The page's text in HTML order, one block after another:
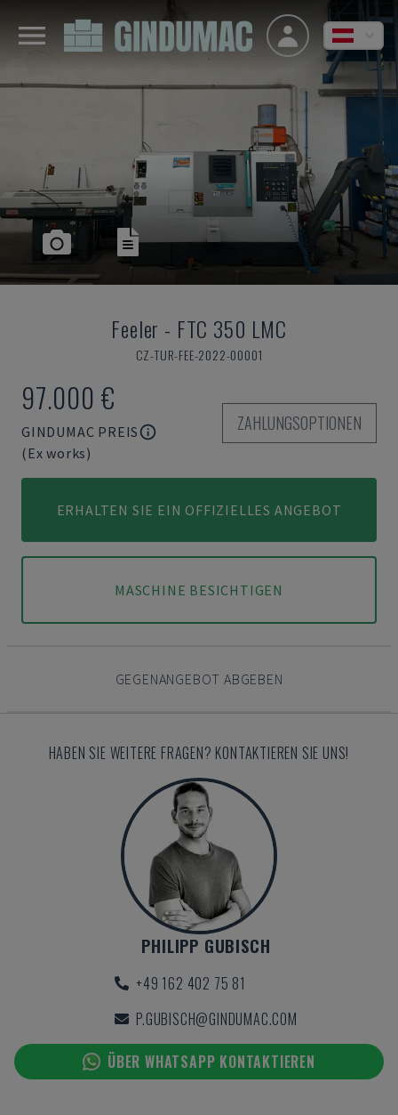
Feeler - FTC 350 LMC
CZ-TUR-FEE-2022-00001
97.000 €
GINDUMAC PREIS
(Ex works)
ZAHLUNGSOPTIONEN
ERHALTEN SIE EIN OFFIZIELLES ANGEBOT
MASCHINE BESICHTIGEN
GEGENANGEBOT ABGEBEN
HABEN SIE WEITERE FRAGEN? KONTAKTIEREN SIE UNS!
PHILIPP GUBISCH
+49 162 402 75 81
P.GUBISCH@GINDUMAC.COM
ÜBER WHATSAPP KONTAKTIEREN